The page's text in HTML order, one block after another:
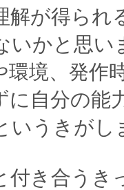
解が得ら
いかと思い
環境、発作
に自分の能
いうきがし
付き合う